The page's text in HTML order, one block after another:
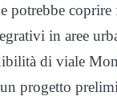
potrebbe
in aree
di viale
progetto